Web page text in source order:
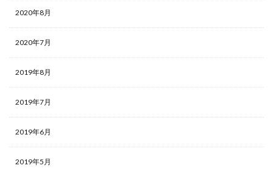
2020年8月
2020年7月
2019年8月
2019年7月
2019年6月
2019年5月